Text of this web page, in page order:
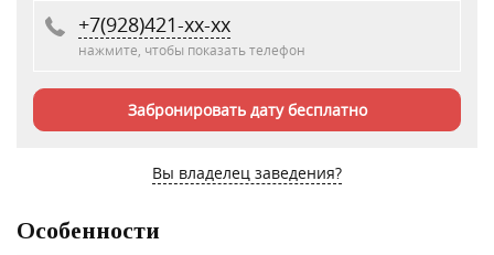
+7(928)421-xx-xx
нажмите, чтобы показать телефон
Забронировать дату бесплатно
Вы владелец заведения?
Особенности